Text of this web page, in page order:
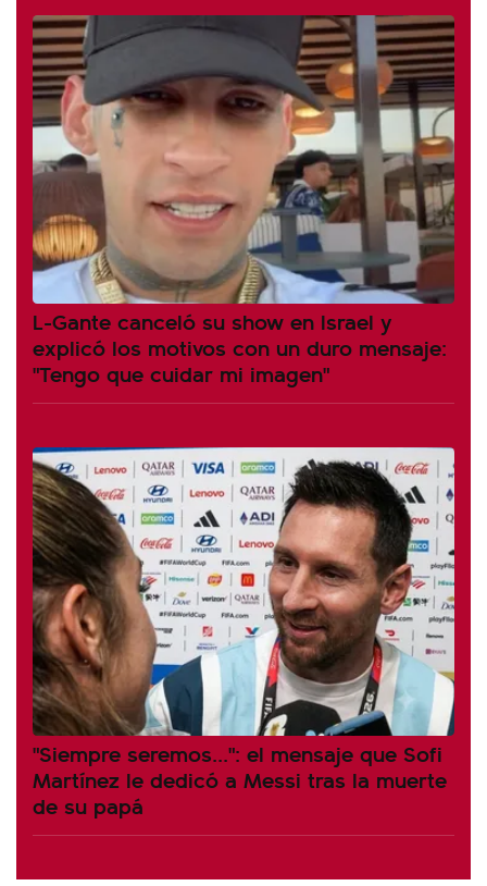
L-Gante canceló su show en Israel y
explicó los motivos con un duro mensaje:
"Tengo que cuidar mi imagen"
"Siempre seremos...": el mensaje que Sofi
Martínez le dedicó a Messi tras la muerte
de su papá